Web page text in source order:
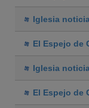
Iglesia
El Espejo de
Iglesia
El Espejo de